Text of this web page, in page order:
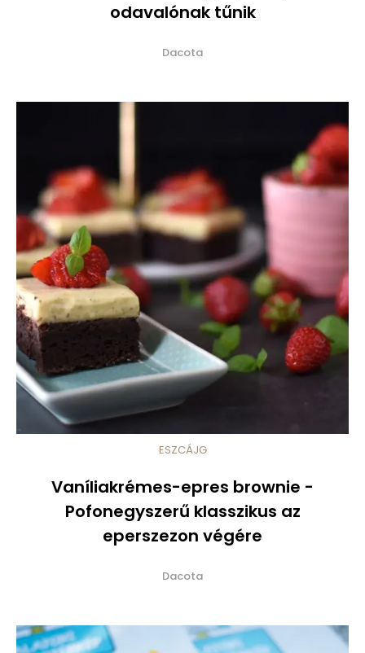
odavalónak tűnik
Dacota
ESZCÁJG
Vaníliakrémes-epres brownie -
Pofonegyszerű klasszikus az
eperszezon végére
Dacota